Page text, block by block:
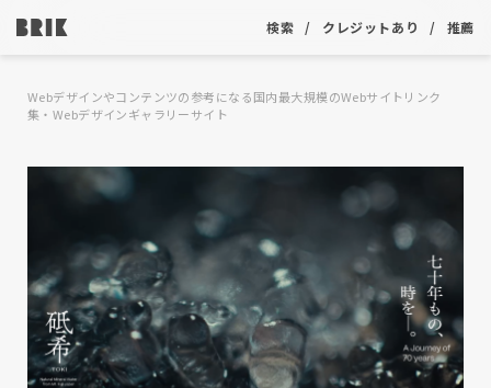
検索 クレジットあり 推薦
Webデザインやコンテンツの参考になる国内最大規模のWebサイトリンク
集・Webデザインギャラリーサイト